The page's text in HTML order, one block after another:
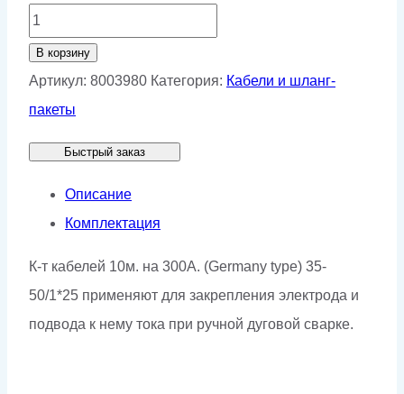
Количество
товара
К-
т
10м,
300А,
35-
50/1*25
PRO Comfort
В корзину
Артикул: 8003980 Категория: Кабели и шланг-
пакеты
Быстрый заказ
Описание
Комплектация
К-т кабелей 10м. на 300А. (Germany type) 35-
50/1*25 применяют для закрепления электрода и
подвода к нему тока при ручной дуговой сварке.